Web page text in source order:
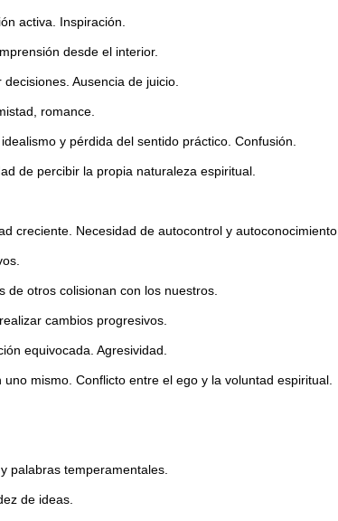
activa. Inspiración.
desde el interior.
Ausencia de juicio.
romance.
y pérdida del sentido práctico. Confusión.
de percibir la propia naturaleza espiritual.
creciente. Necesidad de autocontrol y autoconocimiento.
otros colisionan con los nuestros.
cambios progresivos.
equivocada. Agresividad.
mismo. Conflicto entre el ego y la voluntad espiritual.
palabras temperamentales.
de ideas.